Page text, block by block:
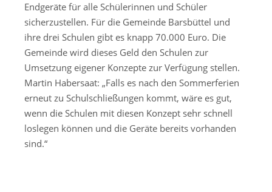
Endgeräte für alle Schülerinnen und Schüler
sicherzustellen. Für die Gemeinde Barsbüttel und
ihre drei Schulen gibt es knapp 70.000 Euro. Die
Gemeinde wird dieses Geld den Schulen zur
Umsetzung eigener Konzepte zur Verfügung stellen.
Martin Habersaat: „Falls es nach den Sommerferien
erneut zu Schulschließungen kommt, wäre es gut,
wenn die Schulen mit diesen Konzept sehr schnell
loslegen können und die Geräte bereits vorhanden
sind.“